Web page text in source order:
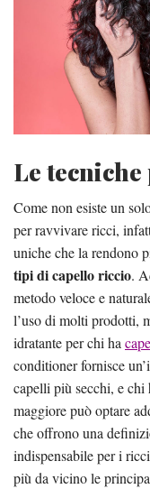
Le
Come non esiste un
per ravvivare ricci,
uniche che la rendono
tipi di capello riccio.
metodo veloce e
l’uso di molti prodotti,
idratante per chi ha
conditioner fornisce
capelli più secchi, e chi
maggiore può optare
che offrono una
indispensabile per i
più da vicino le